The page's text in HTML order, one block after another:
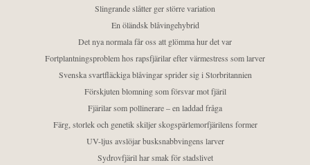
Slingrande slåtter ger större variation
En öländsk blåvingehybrid
Det nya normala får oss att glömma hur det var
Fortplantningsproblem hos rapsfjärilar efter värmestress som larver
Svenska svartfläckiga blåvingar sprider sig i Storbritannien
Förskjuten blomning som försvar mot fjäril
Fjärilar som pollinerare – en laddad fråga
Färg, storlek och genetik skiljer skogspärlemorfjärilens former
UV-ljus avslöjar busksnabbvingens larver
Sydrovfjäril har smak för stadslivet